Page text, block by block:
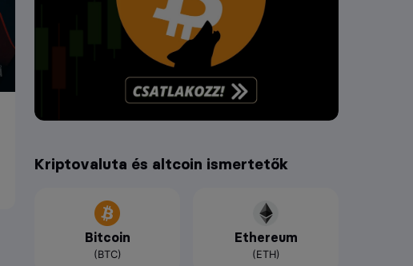
Kriptovaluta és altcoin ismertetők
Bitcoin
(BTC)
Ethereum
(ETH)